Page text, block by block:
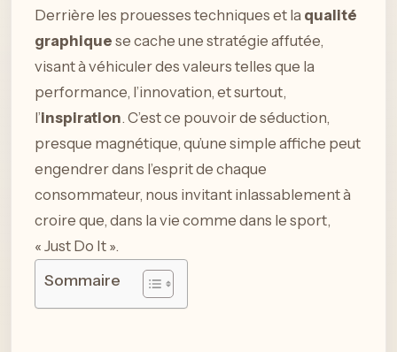
Derrière les prouesses techniques et la qualité
graphique se cache une stratégie affutée,
visant à véhiculer des valeurs telles que la
performance, l’innovation, et surtout,
l’inspiration. C’est ce pouvoir de séduction,
presque magnétique, qu’une simple affiche peut
engendrer dans l’esprit de chaque
consommateur, nous invitant inlassablement à
croire que, dans la vie comme dans le sport,
« Just Do It ».
Sommaire